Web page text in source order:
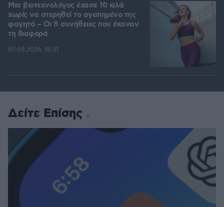
Μια βιοτεχνολόγος έχασε 10 κιλά
χωρίς να στερηθεί το αγαπημένο της
φαγητό – Οι 8 συνήθειες που έκαναν
τη διαφορά
05.08.2026, 18:31
Δείτε Επίσης